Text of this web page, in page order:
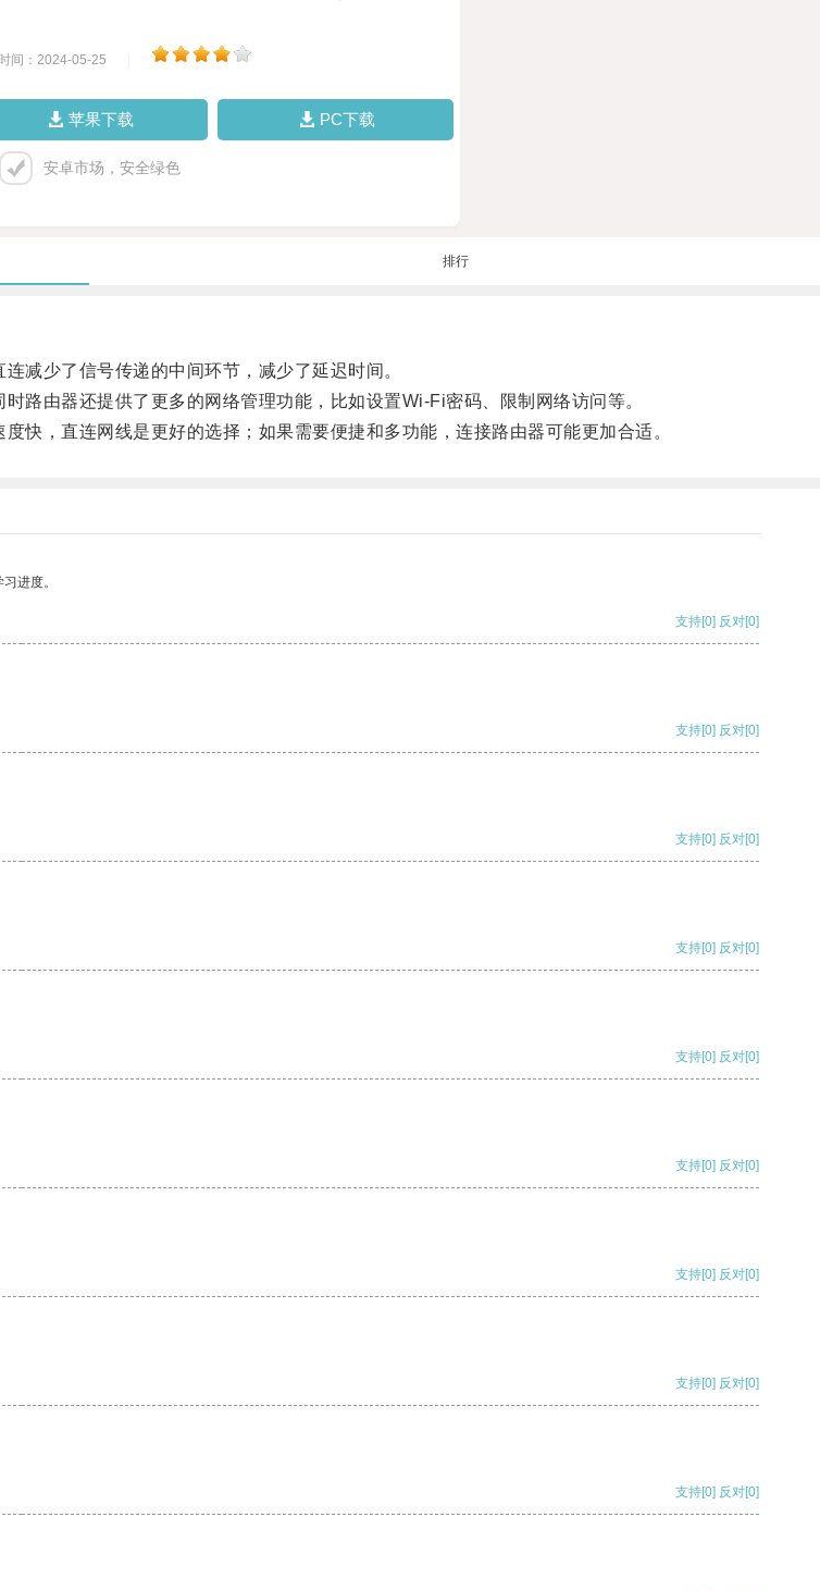
时间：2024-05-25
苹果下载 PC下载
安卓市场，安全绿色
排行
少了信号传递的中间环节，减少了延迟时间。
由器还提供了更多的网络管理功能，比如设置Wi-Fi密码、限制网络访问等。
，直连网线是更好的选择；如果需要便捷和多功能，连接路由器可能更加合适。
进度。
支持[0] 反对[0]
支持[0] 反对[0]
支持[0] 反对[0]
支持[0] 反对[0]
支持[0] 反对[0]
支持[0] 反对[0]
支持[0] 反对[0]
支持[0] 反对[0]
支持[0] 反对[0]